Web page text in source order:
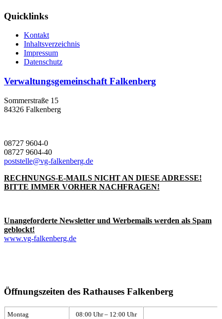
Quicklinks
Kontakt
Inhaltsverzeichnis
Impressum
Datenschutz
Verwaltungsgemeinschaft Falkenberg
Sommerstraße 15
84326 Falkenberg
08727 9604-0
08727 9604-40
poststelle@vg-falkenberg.de
RECHNUNGS-E-MAILS NICHT AN DIESE ADRESSE!
BITTE IMMER VORHER NACHFRAGEN!
Unangeforderte Newsletter und Werbemails werden als Spam
geblockt!
www.vg-falkenberg.de
Öffnungszeiten des Rathauses Falkenberg
Montag 08:00 Uhr – 12:00 Uhr